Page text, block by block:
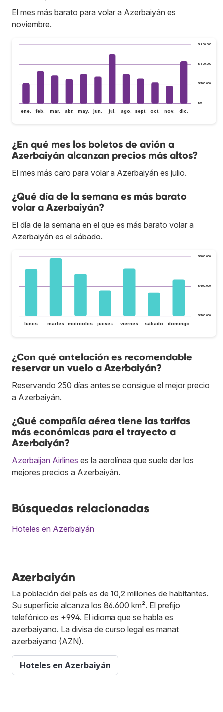
El mes más barato para volar a Azerbaiyán es
noviembre.
$0
$300.000
$600.000
$900.000
ene. feb. mar. abr. may. jun. jul. ago. sept. oct. nov. dic.
¿En qué mes los boletos de avión a
Azerbaiyán alcanzan precios más altos?
El mes más caro para volar a Azerbaiyán es julio.
¿Qué día de la semana es más barato
volar a Azerbaiyán?
El día de la semana en el que es más barato volar a
Azerbaiyán es el sábado.
$300.000
$400.000
$500.000
lunes martes miércoles jueves viernes sábado domingo
¿Con qué antelación es recomendable
reservar un vuelo a Azerbaiyán?
Reservando 250 días antes se consigue el mejor precio
a Azerbaiyán.
¿Qué compañía aérea tiene las tarifas
más económicas para el trayecto a
Azerbaiyán?
Azerbaijan Airlines es la aerolínea que suele dar los
mejores precios a Azerbaiyán.
Búsquedas relacionadas
Hoteles en Azerbaiyán
Azerbaiyán
La población del país es de 10,2 millones de habitantes.
Su superficie alcanza los 86.600 km². El prefijo
telefónico es +994. El idioma que se habla es
azerbaiyano. La divisa de curso legal es manat
azerbaiyano (AZN).
Hoteles en Azerbaiyán